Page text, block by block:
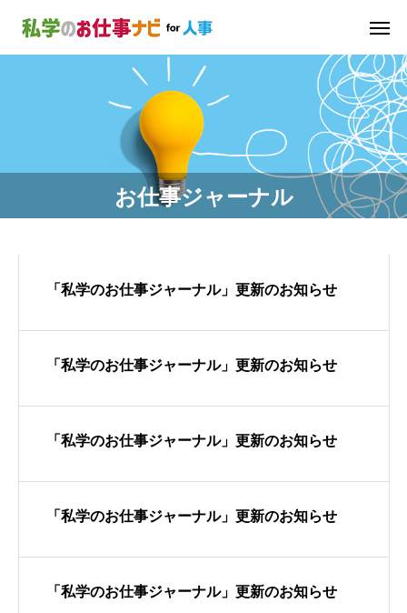
お仕事ジャーナル
「私学のお仕事ジャーナル」更新のお知らせ
「私学のお仕事ジャーナル」更新のお知らせ
「私学のお仕事ジャーナル」更新のお知らせ
「私学のお仕事ジャーナル」更新のお知らせ
「私学のお仕事ジャーナル」更新のお知らせ